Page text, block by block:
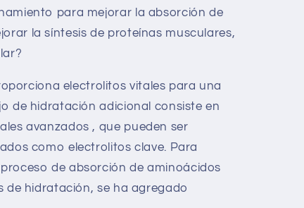
para mejorar la absorción de
la síntesis de proteínas musculares,
electrolitos vitales para una
de hidratación adicional consiste en
avanzados , que pueden ser
como electrolitos clave. Para
de absorción de aminoácidos
de hidratación, se ha agregado